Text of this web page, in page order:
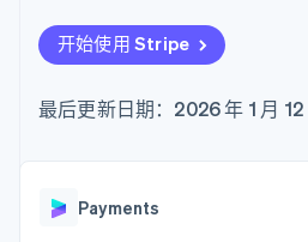
付方式
Authorization
支付成功率优
化
加速结账
Revenue
Stripe
自定义报告
数据同步
应用内支付
交易市场
资金管理
SaaS
提供按用量计费
发行稳定币支持
通过智能体配置和
公司
产品路线图
开始使用 Stripe
最后更新日期：2026 年 1 月 12
Payments